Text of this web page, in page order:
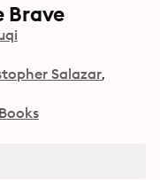
Brave
Salazar